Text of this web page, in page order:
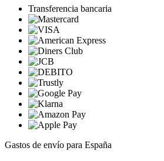
Transferencia bancaria
Gastos de envío para España